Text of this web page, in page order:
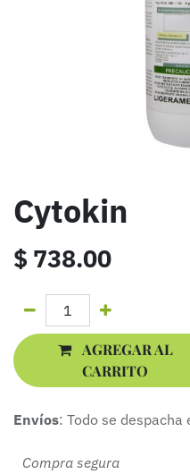
Cytokin
$ 738.00
AGREGAR AL
CARRITO
Envíos: Todo se
Compra